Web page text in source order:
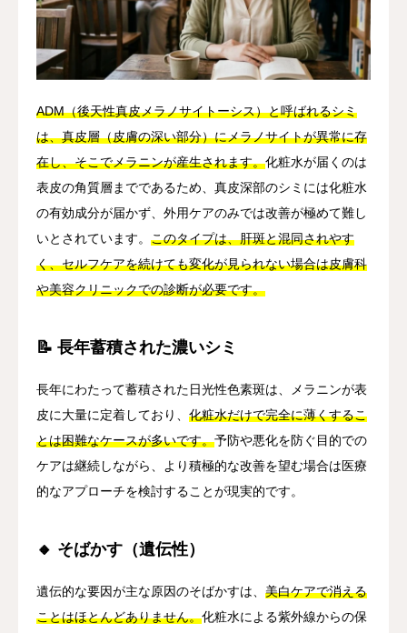
ADM（後天性真皮メラノサイトーシス）と呼ばれるシミ
は、真皮層（皮膚の深い部分）にメラノサイトが異常に存
在し、そこでメラニンが産生されます。化粧水が届くのは
表皮の角質層までであるため、真皮深部のシミには化粧水
の有効成分が届かず、外用ケアのみでは改善が極めて難し
いとされています。 このタイプは、肝斑と混同されやす
く、セルフケアを続けても変化が見られない場合は皮膚科
や美容クリニックでの診断が必要です。
📝 長年蓄積された濃いシミ
長年にわたって蓄積された日光性色素斑は、メラニンが表
皮に大量に定着しており、 化粧水だけで完全に薄くするこ
とは困難なケースが多いです。予防や悪化を防ぐ目的での
ケアは継続しながら、より積極的な改善を望む場合は医療
的なアプローチを検討することが現実的です。
🔸 そばかす（遺伝性）
遺伝的な要因が主な原因のそばかすは、 美白ケアで消える
ことはほとんどありません。化粧水による紫外線からの保